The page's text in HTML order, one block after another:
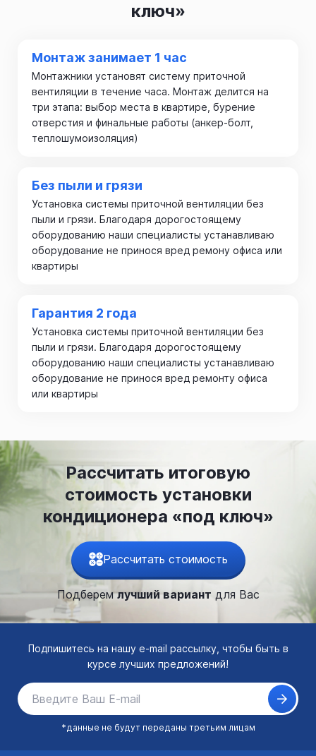
ключ»
Монтаж занимает 1 час
Монтажники установят систему приточной
вентиляции в течение часа. Монтаж делится на
три этапа: выбор места в квартире, бурение
отверстия и финальные работы (анкер-болт,
теплошумоизоляция)
Без пыли и грязи
Установка системы приточной вентиляции без
пыли и грязи. Благодаря дорогостоящему
оборудованию наши специалисты устанавливаю
оборудование не принося вред ремону офиса или
квартиры
Гарантия 2 года
Установка системы приточной вентиляции без
пыли и грязи. Благодаря дорогостоящему
оборудованию наши специалисты устанавливаю
оборудование не принося вред ремонту офиса
или квартиры
Рассчитать итоговую
стоимость установки
кондиционера «под ключ»
Рассчитать стоимость
Подберемлучший вариант для Вас
Подпишитесь на нашу e-mail рассылку, чтобы быть в
курсе лучших предложений!
*данные не будут переданы третьим лицам